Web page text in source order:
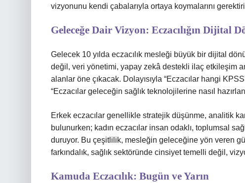
vizyonunu kendi çabalarıyla ortaya koymalarını
Geleceğe Dair Vizyon: Eczacılığın Dijital
Gelecek 10 yılda eczacılık mesleği büyük bir dijital
değil, veri yönetimi, yapay zekâ destekli ilaç etkileşim
alanlar öne çıkacak. Dolayısıyla “Eczacılar hangi
“Eczacılar geleceğin sağlık teknolojilerine nasıl
Erkek eczacılar genellikle stratejik düşünme, analitik
bulunurken; kadın eczacılar insan odaklı, toplumsal
duruyor. Bu çeşitlilik, mesleğin geleceğine yön veren
farkındalık, sağlık sektöründe cinsiyet temelli değil,
Kamuda Eczacılık: Bugün ve Yarın